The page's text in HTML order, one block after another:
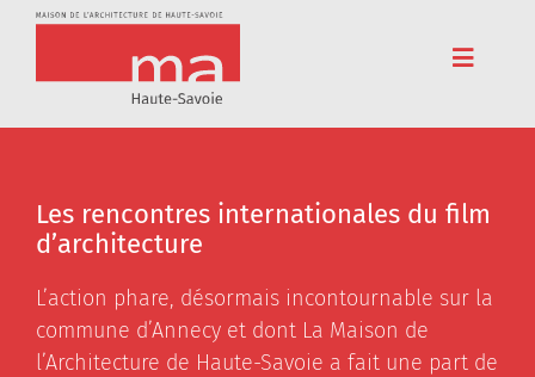
Passer
Toggle
Accueil
Conférences
Pédagogie
Les rencontres internationales du film
d’architecture
L’action phare, désormais incontournable sur la
commune d’Annecy et dont La Maison de
l’Architecture de Haute-Savoie a fait une part de